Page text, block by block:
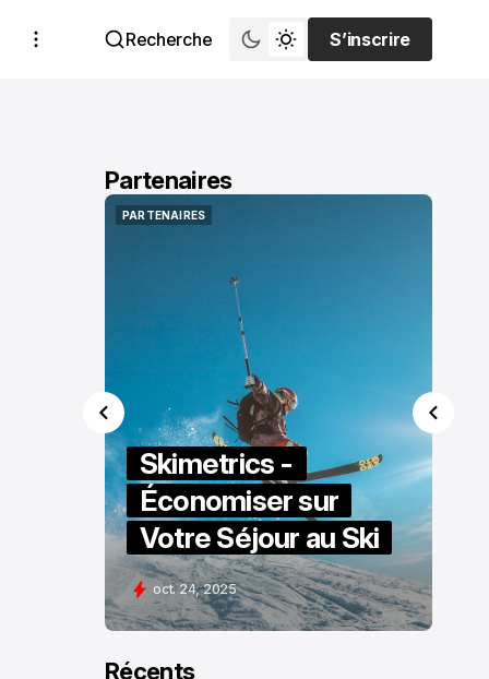
Recherche
S’inscrire
S’inscrire
Partenaires
PARTENAIRES
Skimetrics -
Économiser sur
Votre Séjour au Ski
oct. 24, 2025
Récents